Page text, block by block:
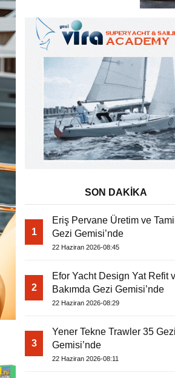
Charter Sezonu
Rezervasyonları
Başladı
SON DAKİKA
1
Eriş Pervane Üretim ve
Gezi Gemisi’nde
22 Haziran 2026-08:45
2
Efor Yacht Design Yat Refit
Bakımda Gezi Gemisi’nde
22 Haziran 2026-08:29
3
Yener Tekne Trawler 35 Gezi
Gemisi’nde
22 Haziran 2026-08:11